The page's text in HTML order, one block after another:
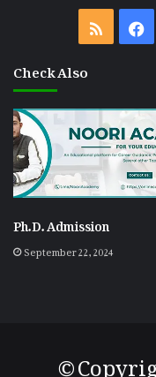
Check Also
Ph.D. Admission
September 22, 2024
©